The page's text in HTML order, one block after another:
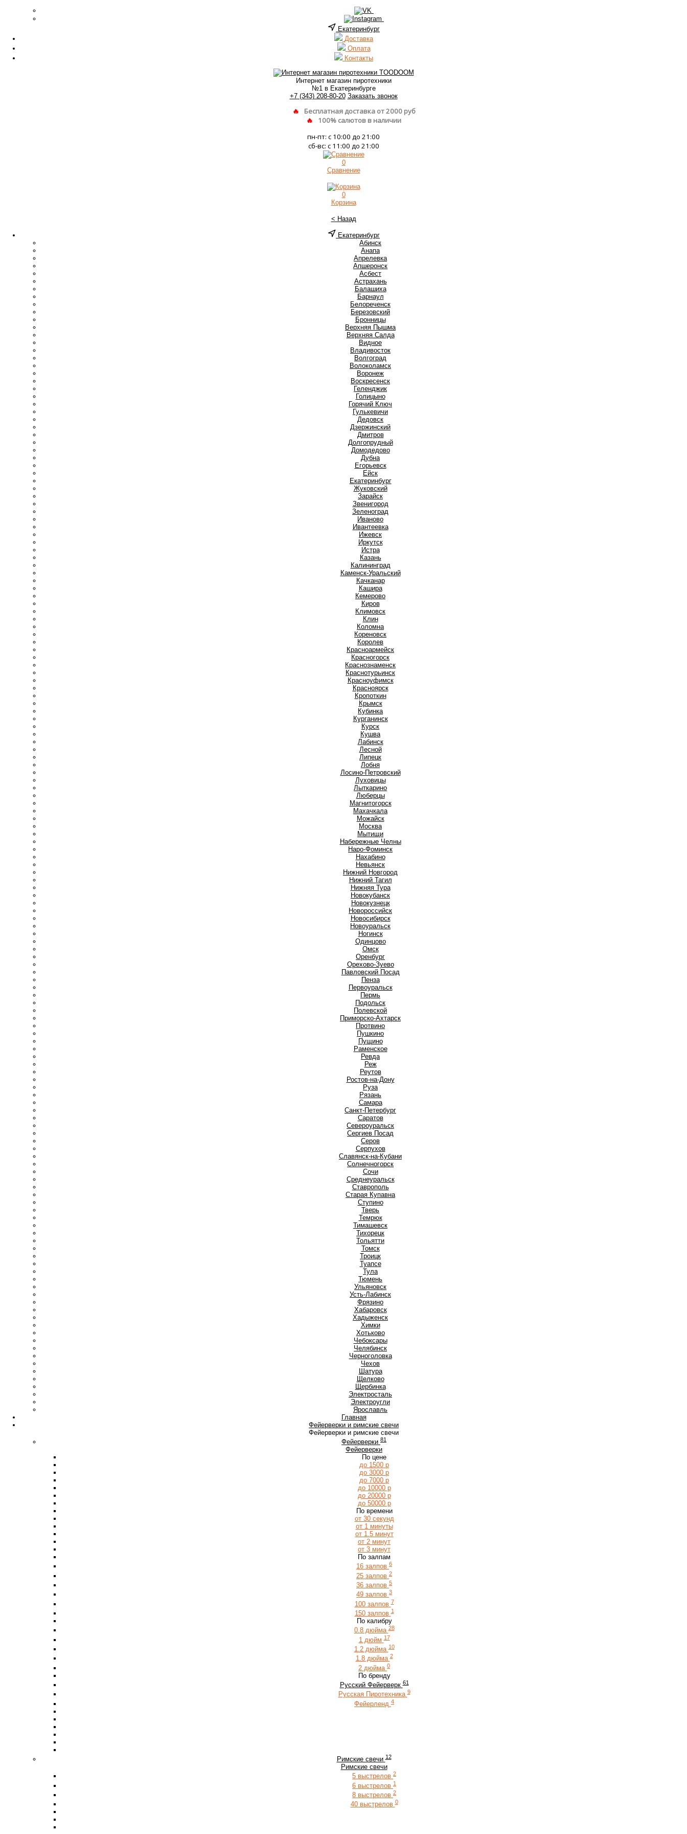
Екатеринбург
Доставка
Оплата
Контакты
Интернет магазин пиротехники
№1 в Екатеринбурге
+7 (343) 208-80-20 Заказать звонок
Бесплатная доставка от 2000 руб
100% салютов в наличии
пн-пт: с 10:00 до 21:00
сб-вс: с 11:00 до 21:00
0
Сравнение
0
Корзина
< Назад
Екатеринбург
Абинск
Анапа
Апрелевка
Апшеронск
Асбест
Астрахань
Балашиха
Барнаул
Белореченск
Березовский
Бронницы
Верхняя Пышма
Верхняя Салда
Видное
Владивосток
Волгоград
Волоколамск
Воронеж
Воскресенск
Геленджик
Голицыно
Горячий Ключ
Гулькевичи
Дедовск
Дзержинский
Дмитров
Долгопрудный
Домодедово
Дубна
Егорьевск
Ейск
Екатеринбург
Жуковский
Зарайск
Звенигород
Зеленоград
Иваново
Ивантеевка
Ижевск
Иркутск
Истра
Казань
Калининград
Каменск-Уральский
Качканар
Кашира
Кемерово
Киров
Климовск
Клин
Коломна
Кореновск
Королев
Красноармейск
Красногорск
Краснознаменск
Краснотурьинск
Красноуфимск
Красноярск
Кропоткин
Крымск
Кубинка
Курганинск
Курск
Кушва
Лабинск
Лесной
Липецк
Лобня
Лосино-Петровский
Луховицы
Лыткарино
Люберцы
Магнитогорск
Махачкала
Можайск
Москва
Мытищи
Набережные Челны
Наро-Фоминск
Нахабино
Невьянск
Нижний Новгород
Нижний Тагил
Нижняя Тура
Новокубанск
Новокузнецк
Новороссийск
Новосибирск
Новоуральск
Ногинск
Одинцово
Омск
Оренбург
Орехово-Зуево
Павловский Посад
Пенза
Первоуральск
Пермь
Подольск
Полевской
Приморско-Ахтарск
Протвино
Пушкино
Пущино
Раменское
Ревда
Реж
Реутов
Ростов-на-Дону
Руза
Рязань
Самара
Санкт-Петербург
Саратов
Североуральск
Сергиев Посад
Серов
Серпухов
Славянск-на-Кубани
Солнечногорск
Сочи
Среднеуральск
Ставрополь
Старая Купавна
Ступино
Тверь
Темрюк
Тимашевск
Тихорецк
Тольятти
Томск
Троицк
Туапсе
Тула
Тюмень
Ульяновск
Усть-Лабинск
Фрязино
Хабаровск
Хадыженск
Химки
Хотьково
Чебоксары
Челябинск
Черноголовка
Чехов
Шатура
Щелково
Щербинка
Электросталь
Электроугли
Ярославль
Главная
Фейерверки и римские свечи
Фейерверки и римские свечи
Фейерверки 81
Фейерверки
По цене
до 1500 р
до 3000 р
до 7000 р
до 10000 р
до 20000 р
до 50000 р
По времени
от 30 секунд
от 1 минуты
от 1.5 минут
от 2 минут
от 3 минут
По залпам
16 залпов 6
25 залпов 2
36 залпов 5
49 залпов 3
100 залпов 7
150 залпов 1
По калибру
0.8 дюйма 28
1 дюйм 17
1.2 дюйма 10
1.8 дюйма 2
2 дюйма 0
По бренду
Русский Фейерверк 61
Русская Пиротехника 9
Фейерленд 4
Римские свечи 12
Римские свечи
5 выстрелов 2
6 выстрелов 1
8 выстрелов 2
40 выстрелов 0